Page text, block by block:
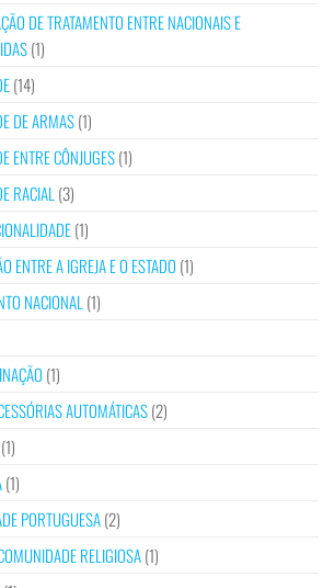
DE TRATAMENTO ENTRE NACIONAIS E
(1)
(14)
DE ARMAS(1)
ENTRE CÔNJUGES(1)
RACIAL (3)
(1)
ENTRE A IGREJA E O ESTADO (1)
NACIONAL (1)
(1)
AUTOMÁTICAS(2)
(1)
(1)
PORTUGUESA(2)
RELIGIOSA(1)